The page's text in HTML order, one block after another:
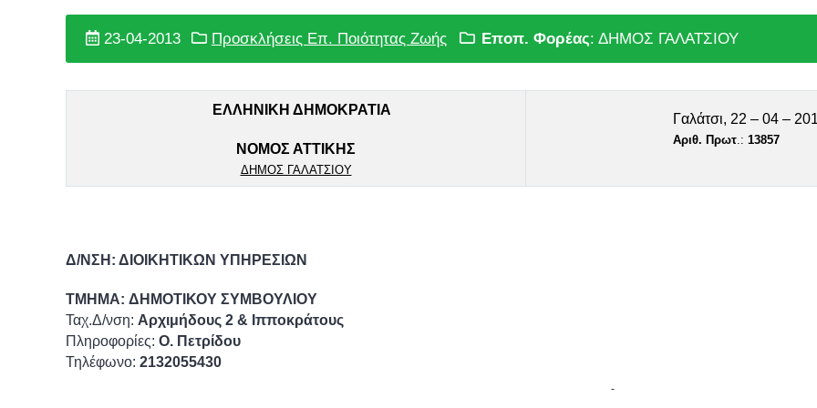
23-04-2013 Προσκλήσεις Επ. Ποιότητας Ζωής Εποπ. Φορέας: ΔΗΜΟΣ ΓΑΛΑΤΣΙΟΥ
ΕΛΛΗΝΙΚΗ ΔΗΜΟΚΡΑΤΙΑ
ΝΟΜΟΣ ΑΤΤΙΚΗΣ
ΔΗΜΟΣ ΓΑΛΑΤΣΙΟΥ
Γαλάτσι, 22 – 04 –
Αριθ. Πρωτ.: 13857
Δ/ΝΣΗ: ΔΙΟΙΚΗΤΙΚΩΝ ΥΠΗΡΕΣΙΩΝ
ΤΜΗΜΑ: ΔΗΜΟΤΙΚΟΥ ΣΥΜΒΟΥΛΙΟΥ
Ταχ.Δ/νση: Αρχιμήδους 2 & Ιπποκράτους
Πληροφορίες: Ο. Πετρίδου
Τηλέφωνο: 2132055430